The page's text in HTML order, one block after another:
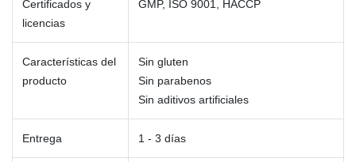
Certificados y
licencias
GMP, ISO 9001, HACCP
Características del
producto
Sin gluten
Sin parabenos
Sin aditivos artificiales
Entrega 1 - 3 días